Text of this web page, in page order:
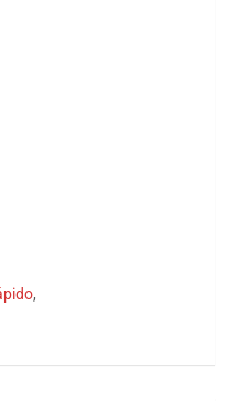
,